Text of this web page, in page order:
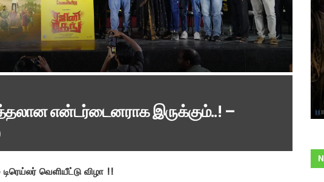
என்டர்டைனராக இருக்கும்..! –
வெளியீட்டு விழா !!